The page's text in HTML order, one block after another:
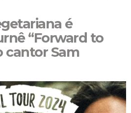
é
“Forward to
cantor Sam